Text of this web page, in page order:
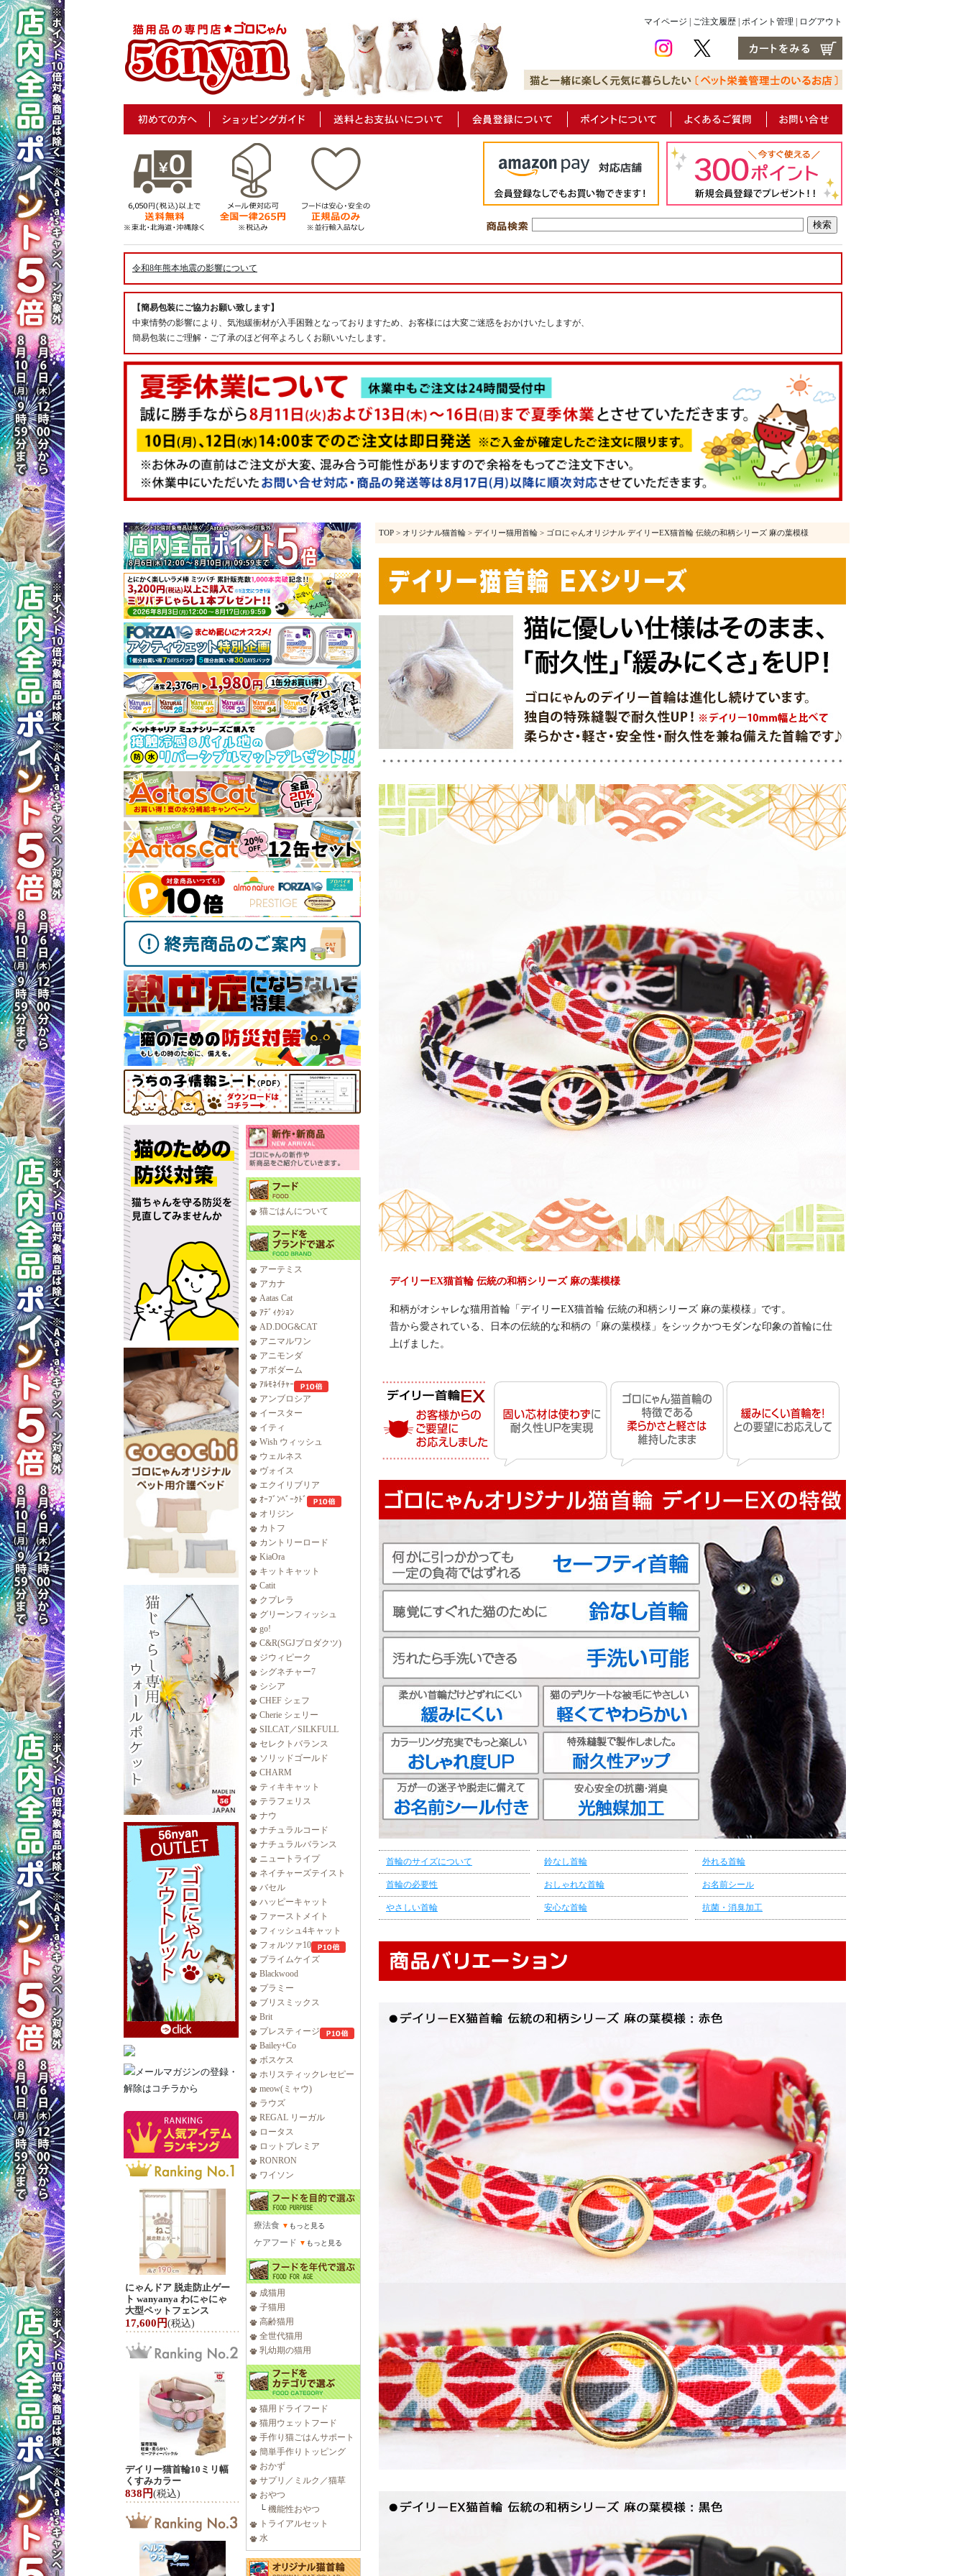
マイページ ご注文履歴 ポイント管理 ログアウト
令和8年熊本地震の影響について
【簡易包装にご協力お願い致します】
中東情勢の影響により、気泡緩衝材が入手困難となっておりますため、お客様には大変ご迷惑をおかけいたしますが、
簡易包装にご理解・ご了承のほど何卒よろしくお願いいたします。
にゃんドア 脱走防止ゲー
ト wanyanya わにゃにゃ
大型ペットフェンス
17,600円(税込)
デイリー猫首輪10ミリ幅
くすみカラー
838円(税込)
猫ごはんについて
アーテミス
アカナ
Aatas Cat
ｱﾃﾞｨｸｼｮﾝ
AD.DOG&CAT
アニマルワン
アニモンダ
アボダーム
ｱﾙﾓﾈｲﾁｬｰ
アンブロシア
イースター
イティ
Wish ウィッシュ
ウェルネス
ヴォイス
エクイリブリア
ｵｰﾌﾞﾝﾍﾞｰｸﾄﾞ
オリジン
カトフ
カントリーロード
KiaOra
キットキャット
Catit
クプレラ
グリーンフィッシュ
go!
C&R(SGJプロダクツ)
ジウィピーク
シグネチャー7
シシア
CHEF シェフ
Cherie シェリー
SILCAT／SILKFULL
セレクトバランス
ソリッドゴールド
CHARM
ティキキャット
テラフェリス
ナウ
ナチュラルコード
ナチュラルバランス
ニュートライプ
ネイチャーズテイスト
バセル
ハッピーキャット
ファーストメイト
フィッシュ4キャット
フォルツァ10
プライムケイズ
Blackwood
プラミー
ブリスミックス
Brit
プレスティージ
Bailey+Co
ボスケス
ホリスティックレセピー
meow(ミャウ)
ラウズ
REGAL リーガル
ロータス
ロットプレミア
RONRON
ワイソン
療法食 ▼ もっと見る
ケアフード ▼ もっと見る
成猫用
子猫用
高齢猫用
全世代猫用
乳幼期の猫用
猫用ドライフード
猫用ウェットフード
手作り猫ごはんサポート
簡単手作りトッピング
おかず
サプリ／ミルク／猫草
おやつ
└ 機能性おやつ
トライアルセット
水
TOP > オリジナル猫首輪 > デイリー猫用首輪 > ゴロにゃんオリジナル デイリーEX猫首輪 伝統の和柄シリーズ 麻の葉模様
デイリーEX猫首輪 伝統の和柄シリーズ 麻の葉模様
和柄がオシャレな猫用首輪「デイリーEX猫首輪 伝統の和柄シリーズ 麻の葉模様」です。
昔から愛されている、日本の伝統的な和柄の「麻の葉模様」をシックかつモダンな印象の首輪に仕
上げました。
首輪のサイズについて 鈴なし首輪 外れる首輪
首輪の必要性 おしゃれな首輪 お名前シール
やさしい首輪 安心な首輪 抗菌・消臭加工